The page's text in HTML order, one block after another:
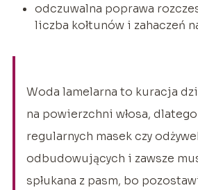
odczuwalna poprawa
liczba kołtunów i zahaczeń
Woda lamelarna to kuracja
na powierzchni włosa,
regularnych masek czy
odbudowujących i zawsze
spłukana z pasm, bo